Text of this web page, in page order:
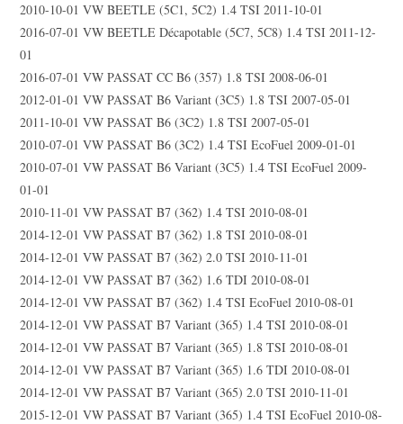
2010-10-01 VW BEETLE (5C1, 5C2) 1.4 TSI 2011-10-01
2016-07-01 VW BEETLE Décapotable (5C7, 5C8) 1.4 TSI 2011-12-
01
2016-07-01 VW PASSAT CC B6 (357) 1.8 TSI 2008-06-01
2012-01-01 VW PASSAT B6 Variant (3C5) 1.8 TSI 2007-05-01
2011-10-01 VW PASSAT B6 (3C2) 1.8 TSI 2007-05-01
2010-07-01 VW PASSAT B6 (3C2) 1.4 TSI EcoFuel 2009-01-01
2010-07-01 VW PASSAT B6 Variant (3C5) 1.4 TSI EcoFuel 2009-
01-01
2010-11-01 VW PASSAT B7 (362) 1.4 TSI 2010-08-01
2014-12-01 VW PASSAT B7 (362) 1.8 TSI 2010-08-01
2014-12-01 VW PASSAT B7 (362) 2.0 TSI 2010-11-01
2014-12-01 VW PASSAT B7 (362) 1.6 TDI 2010-08-01
2014-12-01 VW PASSAT B7 (362) 1.4 TSI EcoFuel 2010-08-01
2014-12-01 VW PASSAT B7 Variant (365) 1.4 TSI 2010-08-01
2014-12-01 VW PASSAT B7 Variant (365) 1.8 TSI 2010-08-01
2014-12-01 VW PASSAT B7 Variant (365) 1.6 TDI 2010-08-01
2014-12-01 VW PASSAT B7 Variant (365) 2.0 TSI 2010-11-01
2015-12-01 VW PASSAT B7 Variant (365) 1.4 TSI EcoFuel 2010-08-